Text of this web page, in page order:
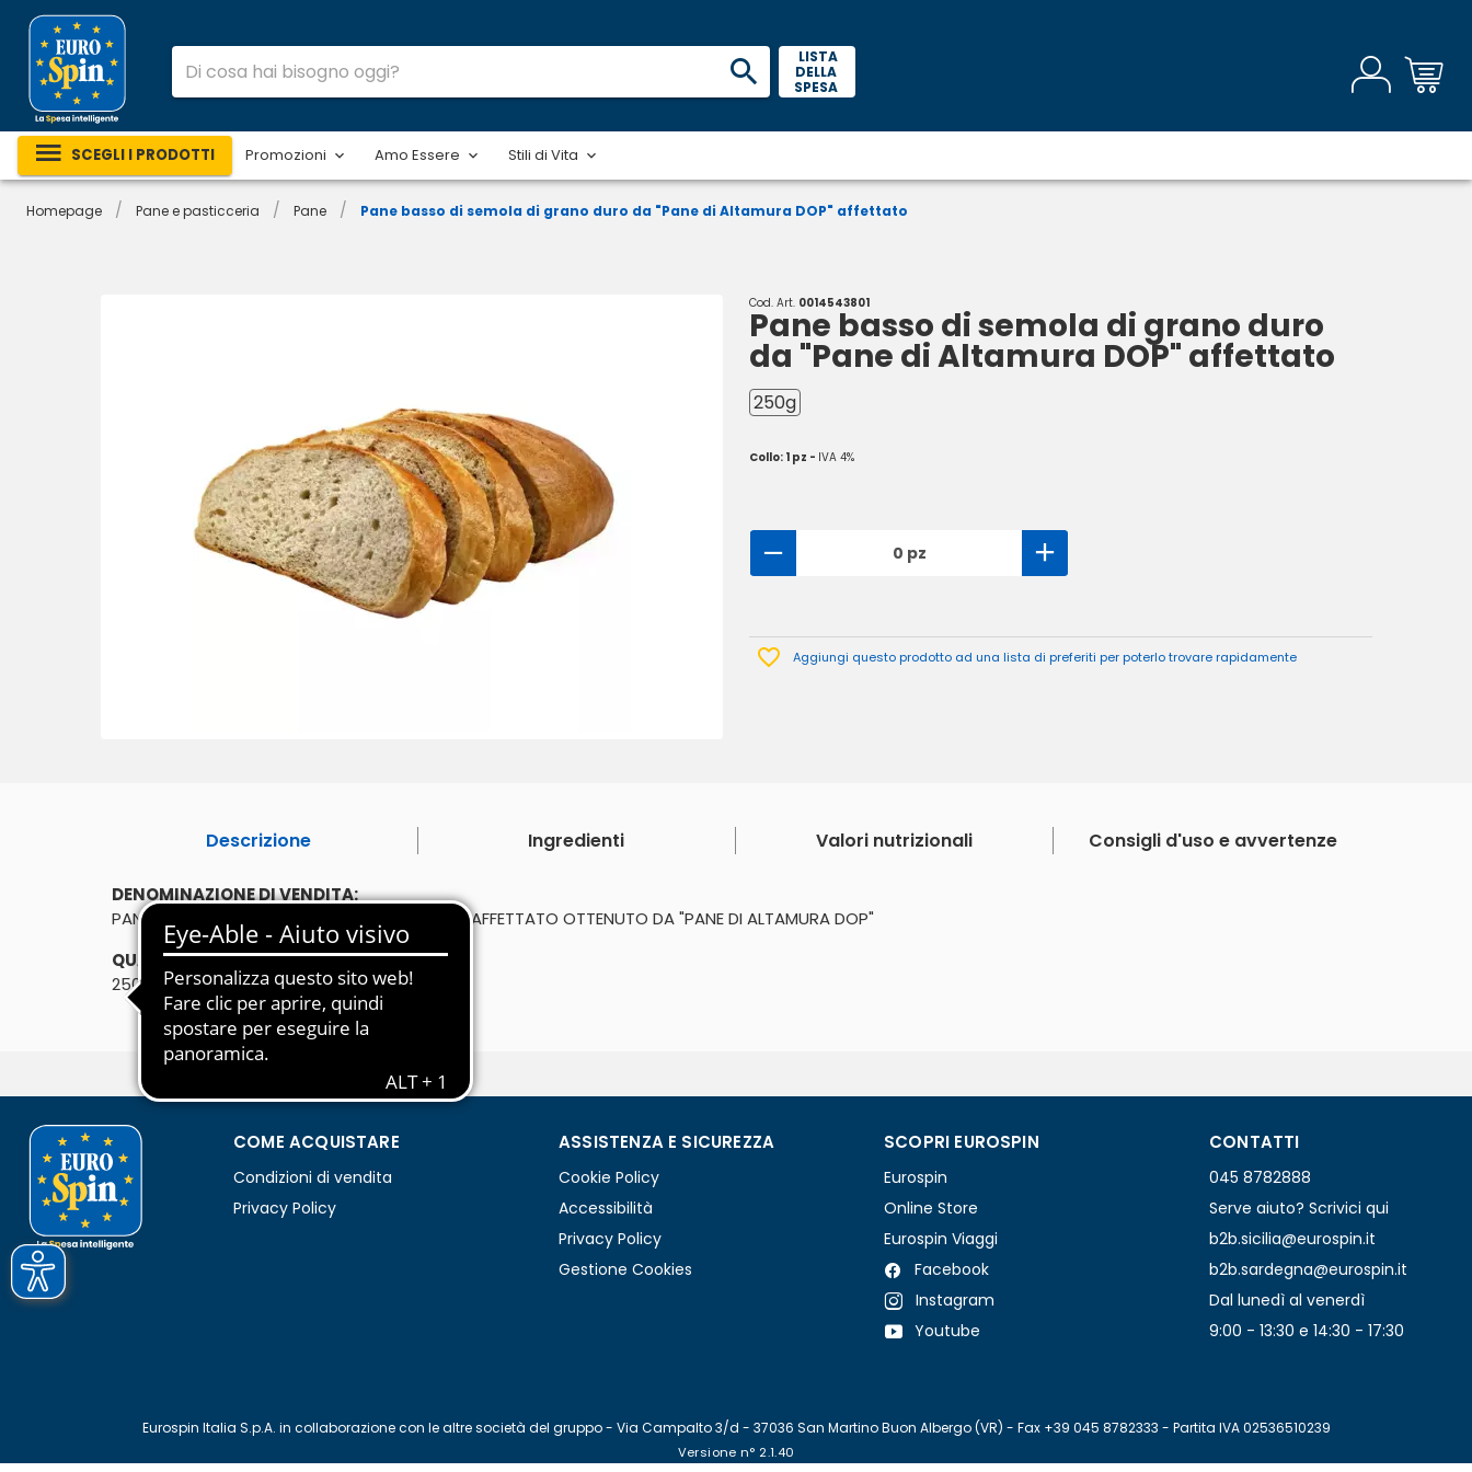
LISTA
DELLA
SPESA
SCEGLI I PRODOTTI Promozioni Amo Essere Stili di Vita
Homepage / Pane e pasticceria / Pane / Pane basso di semola di grano duro da "Pane di Altamura DOP" affettato
Cod. Art. 0014543801
Pane basso di semola di grano duro
da "Pane di Altamura DOP" affettato
250g
Collo: 1 pz - IVA 4%
0 pz
Aggiungi questo prodotto ad una lista di preferiti per poterlo trovare rapidamente
Descrizione Ingredienti Valori nutrizionali Consigli d'uso e avvertenze
DENOMINAZIONE DI VENDITA:
PANE DI SEMOLA RIMACINATA DI GRANO DURO AFFETTATO OTTENUTO DA "PANE DI ALTAMURA DOP"
QUANTITÀ:
250g
COME ACQUISTARE
Condizioni di vendita
Privacy Policy
ASSISTENZA E SICUREZZA
Cookie Policy
Accessibilità
Privacy Policy
Gestione Cookies
SCOPRI EUROSPIN
Eurospin
Online Store
Eurospin Viaggi
Facebook
Instagram
Youtube
CONTATTI
045 8782888
Serve aiuto? Scrivici qui
b2b.sicilia@eurospin.it
b2b.sardegna@eurospin.it
Dal lunedì al venerdì
9:00 - 13:30 e 14:30 - 17:30
Eurospin Italia S.p.A. in collaborazione con le altre società del gruppo - Via Campalto 3/d - 37036 San Martino Buon Albergo (VR) - Fax +39 045 8782333 - Partita IVA 02536510239
Versione n° 2.1.40